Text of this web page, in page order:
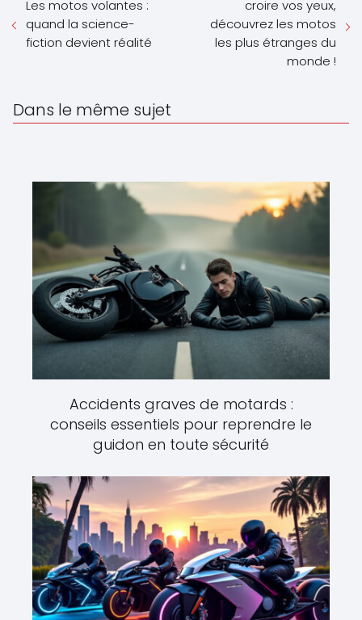
Les motos volantes :
quand la science-
fiction devient réalité
croire vos yeux,
découvrez les motos
les plus étranges du
monde !
Dans le même sujet
Accidents graves de motards :
conseils essentiels pour reprendre le
guidon en toute sécurité